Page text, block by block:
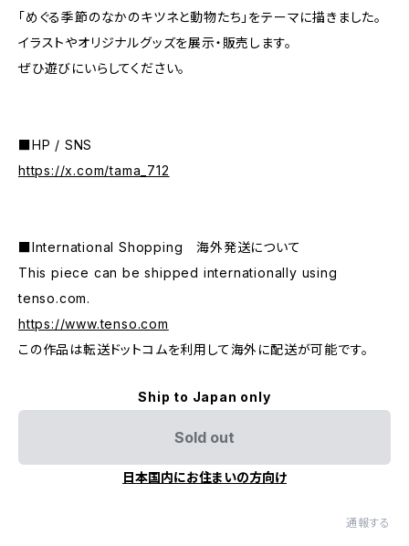
「めぐる季節のなかのキツネと動物たち」をテーマに描きました。
イラストやオリジナルグッズを展示・販売します。
ぜひ遊びにいらしてください。
■HP / SNS
https://x.com/tama_712
■International Shopping 海外発送について
This piece can be shipped internationally using
tenso.com.
https://www.tenso.com
この作品は転送ドットコムを利用して海外に配送が可能です。
Ship to Japan only
Sold out
日本国内にお住まいの方向け
通報する